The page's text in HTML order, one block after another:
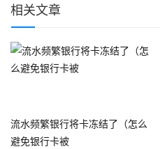
相关文章
流水频繁银行将卡冻结了（怎么
避免银行卡被